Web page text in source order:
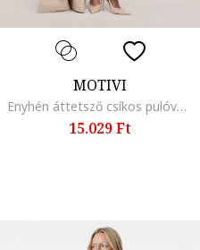
MOTIVI
Enyhén áttetsző csíkos pulóver, Fehér/Fekete/Rózsaszín
15.029 Ft